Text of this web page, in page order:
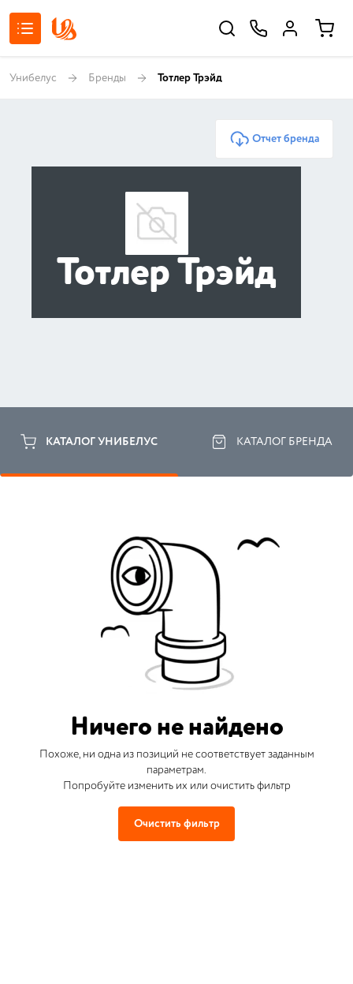
Унибелус Бренды Тотлер Трэйд
Отчет бренда
Тотлер Трэйд
КАТАЛОГ УНИБЕЛУС КАТАЛОГ БРЕНДА
Ничего не найдено
Похоже, ни одна из позиций не соответствует заданным
параметрам.
Попробуйте изменить их или очистить фильтр
Очистить фильтр